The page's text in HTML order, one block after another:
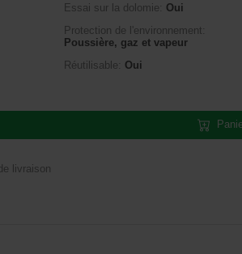
Essai sur la dolomie:
Oui
Protection de l'environnement:
Poussière, gaz et vapeur
Réutilisable:
Oui
livraison